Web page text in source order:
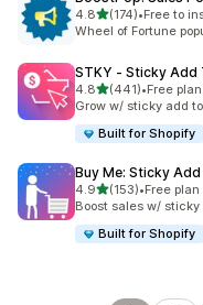
4.8滿分 5 顆星
(174)
共有 174 則評價
•Free to
Wheel of Fortune
STKY ‑ Sticky Add
4.8滿分 5 顆星
(441)
共有 441 則評價
•Free
Grow w/ sticky add
Built for Shopify
Buy Me: Sticky
4.9滿分 5 顆星
(153)
共有 153 則評價
•Free
Boost sales w/
Built for Shopify